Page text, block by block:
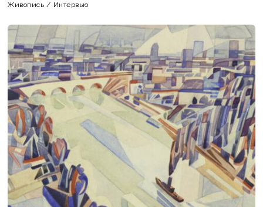
Живопись / Интервью